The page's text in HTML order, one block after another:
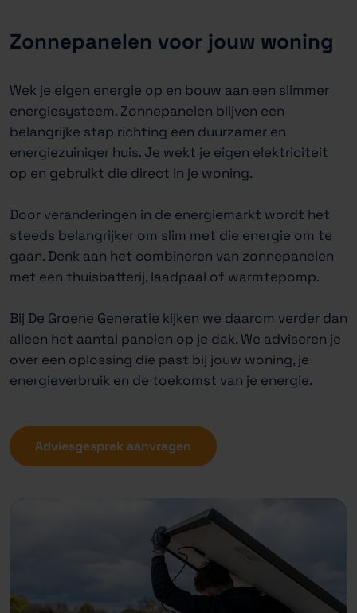
Zonnepanelen voor jouw woning
Wek je eigen energie op en bouw aan een slimmer
energiesysteem. Zonnepanelen blijven een
belangrijke stap richting een duurzamer en
energiezuiniger huis. Je wekt je eigen elektriciteit
op en gebruikt die direct in je woning.
Door veranderingen in de energiemarkt wordt het
steeds belangrijker om slim met die energie om te
gaan. Denk aan het combineren van zonnepanelen
met een thuisbatterij, laadpaal of warmtepomp.
Bij De Groene Generatie kijken we daarom verder dan
alleen het aantal panelen op je dak. We adviseren je
over een oplossing die past bij jouw woning, je
energieverbruik en de toekomst van je energie.
Adviesgesprek aanvragen